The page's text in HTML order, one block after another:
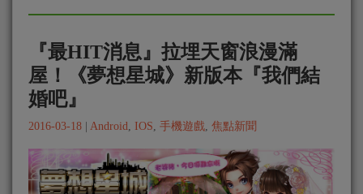
『最HIT消息』拉埋天窗浪漫滿
屋！《夢想星城》新版本『我們結
婚吧』
2016-03-18 Android, IOS, 手機遊戲, 焦點新聞